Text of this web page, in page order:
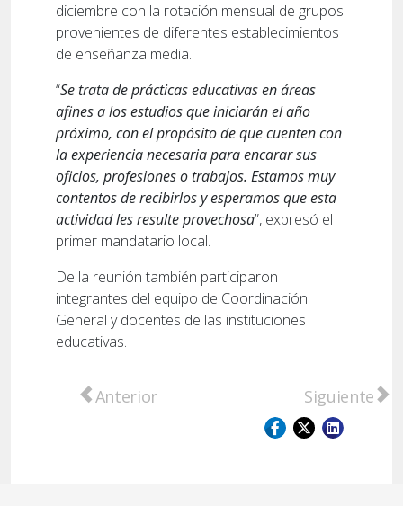
diciembre con la rotación mensual de grupos
provenientes de diferentes establecimientos
de enseñanza media.
“Se trata de prácticas educativas en áreas
afines a los estudios que iniciarán el año
próximo, con el propósito de que cuenten con
la experiencia necesaria para encarar sus
oficios, profesiones o trabajos. Estamos muy
contentos de recibirlos y esperamos que esta
actividad les resulte provechosa”, expresó el
primer mandatario local.
De la reunión también participaron
integrantes del equipo de Coordinación
General y docentes de las instituciones
educativas.
Artículo anterior: Se incendió una
Anterior Artículo
Siguiente